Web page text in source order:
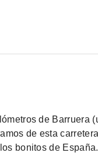
de Barruera
de esta
bonitos de